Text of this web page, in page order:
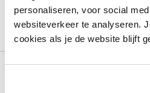
personaliseren, voor social
websiteverkeer te analyseren.
cookies als je de website blijft
Aantal geïnstalleerde SFP
Bekijk alle specificaties